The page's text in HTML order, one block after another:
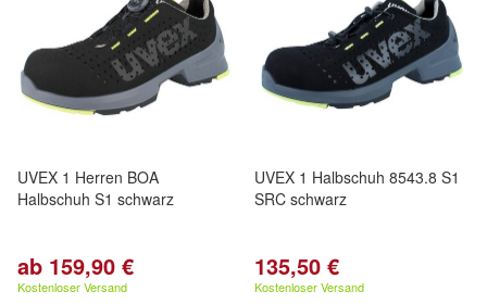
UVEX 1 Herren BOA
Halbschuh S1 schwarz
ab 159,90 €
Kostenloser Versand
UVEX 1 Halbschuh 8543.8 S1
SRC schwarz
135,50 €
Kostenloser Versand